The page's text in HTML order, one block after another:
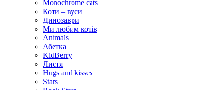
Monochrome cats
Коти – вуси
Динозаври
Ми любим котів
Animals
Абетка
KidBerry
Листя
Hugs and kisses
Stars